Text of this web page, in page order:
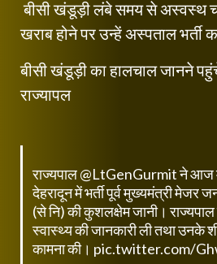
बीसी खंडूड़ी लंबे समय से अस्वस्थ
खराब होने पर उन्हें अस्पताल भर्ती
बीसी खंडूड़ी का हालचाल जानने
राज्यापल
राज्यपाल@LtGenGurmitने आज
देहरादून में भर्ती पूर्व मुख्यमंत्री
(से नि) की कुशलक्षेम जानी।
स्वास्थ्य की जानकारी ली तथा उनके
कामना की। pic.twitter.com/